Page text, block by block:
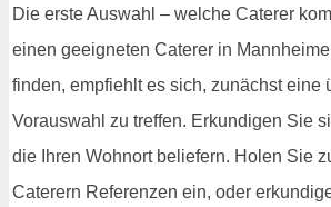
Die erste Auswahl – welche Caterer
einen geeigneten Caterer in
finden, empfiehlt es sich, zunächst eine
Vorauswahl zu treffen. Erkundigen Sie
die Ihren Wohnort beliefern. Holen Sie
Caterern Referenzen ein, oder